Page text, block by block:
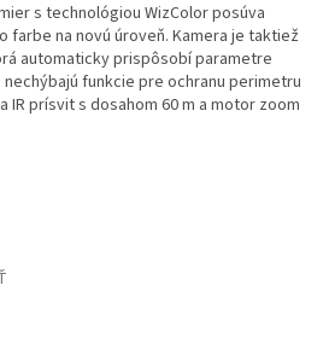
s technológiou WizColor posúva
farbe na novú úroveň. Kamera je taktiež
automaticky prispôsobí parametre
funkcie pre ochranu perimetru
IR prísvit s dosahom 60 m a motor zoom